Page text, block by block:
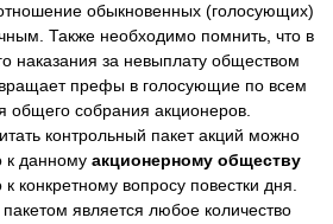
обыкновенных (голосующих)
Также необходимо помнить, что в
наказания за невыплату обществом
префы в голосующие по всем
общего собрания акционеров.
контрольный пакет акций можно
к данному акционерному обществу
конкретному вопросу повестки дня.
является любое количество